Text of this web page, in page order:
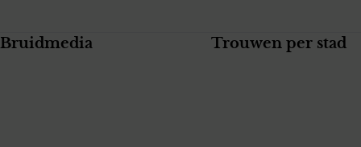
Bruidmedia Trouwen per stad